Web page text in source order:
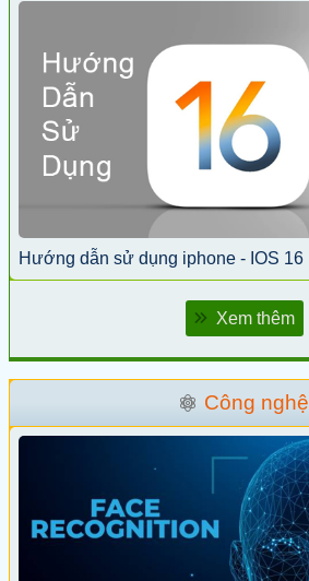
Hướng dẫn sử dụng iphone - IOS 16
Xem thêm
Công nghệ